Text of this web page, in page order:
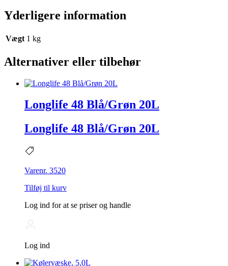
Yderligere information
Vægt 1 kg
Alternativer eller tilbehør
Longlife 48 Blå/Grøn 20L
Longlife 48 Blå/Grøn 20L
Varenr. 3520
Tilføj til kurv
Log ind for at se priser og handle
Log ind